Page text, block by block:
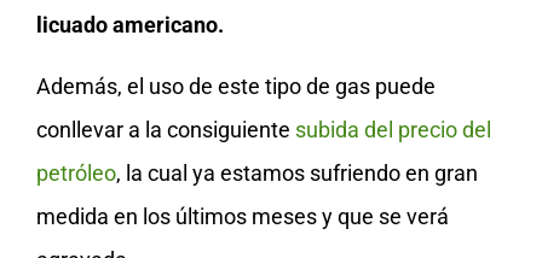
licuado americano.
Además, el uso de este tipo de gas puede
conllevar a la consiguiente subida del precio del
petróleo, la cual ya estamos sufriendo en gran
medida en los últimos meses y que se verá